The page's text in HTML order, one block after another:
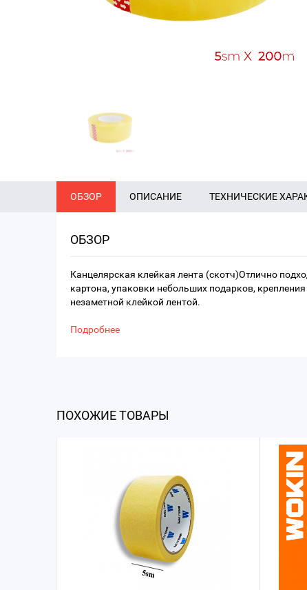
ОБЗОР ОПИСАНИЕ ТЕХНИЧЕСКИЕ
ОБЗОР
Канцелярская клейкая лента (скотч)Отлично
картона, упаковки небольших подарков,
незаметной клейкой лентой.
Подробнее
ПОХОЖИЕ ТОВАРЫ